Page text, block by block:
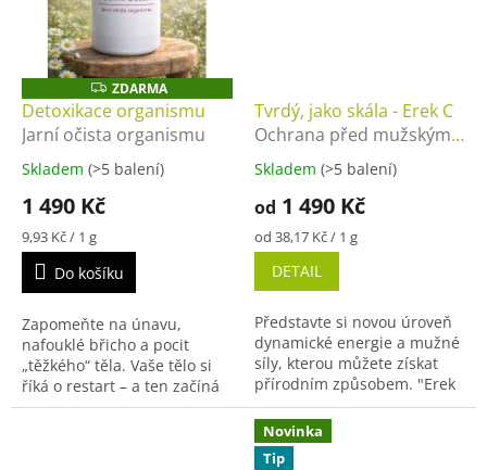
Z
D
A
R
A
ZDARMA
Detoxikace organismu
Jarní očista organismu
Skladem (>5 balení)
1 490 Kč
Měrná
cena:
9,93 Kč / 1 g
Do košíku
Zapomeňte na únavu,
nafouklé břicho a pocit
„těžkého“ těla. Vaše tělo si
říká o restart – a ten začíná
právě tady. Kombinace tří
Tvrdý, jako skála - Erek C
Ochrana před mužským
vyčerpáním. Udržuje
normální hormonální
aktivitu.
Skladem (>5 balení)
od 1 490 Kč
Měrná
cena:
od 38,17 Kč / 1 g
DETAIL
Představte si novou úroveň
dynamické energie a mužné
síly, kterou můžete získat
přírodním způsobem. "Erek
C" není jen dalším doplňkem
stravy, je to vaše tajná zbraň
ve světě...
Novinka
Tip